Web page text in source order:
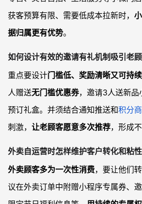
获客预算有限、需要低成本拉新时，
据归属更有优势。
如何设计有效的邀请有礼机制吸引老顾
重点要设计门槛低、奖励清晰又可持
人赠送无门槛优惠券，邀请3人送新品
预订礼盒。并须结合通知推送和积分
刺激， 让老顾客愿意多次推荐，形成
外卖自运营时怎样维护客户转化和粘性
外卖顾客多为一次性消费，要让他们
议在外卖订单中附赠小程序专属券、邀